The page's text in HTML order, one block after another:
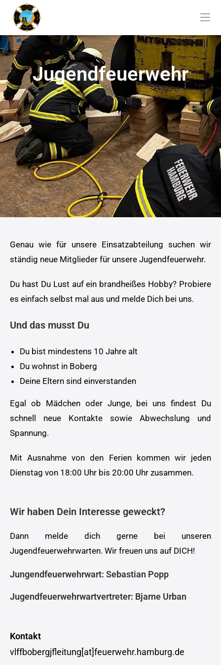
Jugendfeuerwehr
Genau wie für unsere Einsatzabteilung suchen wir
ständig neue Mitglieder für unsere Jugendfeuerwehr.
Du hast Du Lust auf ein brandheißes Hobby? Probiere
es einfach selbst mal aus und melde Dich bei uns.
Und das musst Du
Du bist mindestens 10 Jahre alt
Du wohnst in Boberg
Deine Eltern sind einverstanden
Egal ob Mädchen oder Junge, bei uns findest Du
schnell neue Kontakte sowie Abwechslung und
Spannung.
Mit Ausnahme von den Ferien kommen wir jeden
Dienstag von 18:00 Uhr bis 20:00 Uhr zusammen.
Wir haben Dein Interesse geweckt?
Dann melde dich gerne bei unseren
Jugendfeuerwehrwarten. Wir freuen uns auf DICH!
Jungendfeuerwehrwart: Sebastian Popp
Jugendfeuerwehrwartvertreter: Bjarne Urban
Kontakt
vlffbobergjfleitung[at]feuerwehr.hamburg.de